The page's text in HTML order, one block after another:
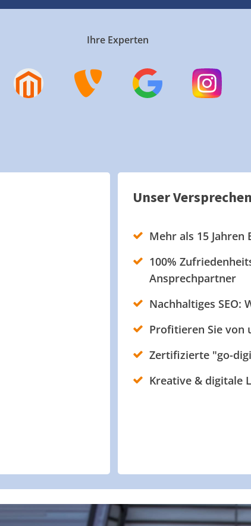
Ihre Experten
Unser
Mehr als 15
100%
Ansprechpartner
Nachhaltiges
Profitieren Sie von
Zertifizierte "go-
Kreative & digitale